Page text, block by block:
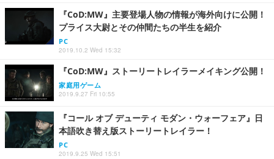
『CoD:MW』主要登場人物の情報が海外向けに公開！
プライス大尉とその仲間たちの半生を紹介
PC
2019.10.2 Wed 15:32
『CoD:MW』ストーリートレイラーメイキング公開！
家庭用ゲーム
2019.9.27 Fri 10:55
『コール オブ デューティ モダン・ウォーフェア』日
本語吹き替え版ストーリートレイラー！
PC
2019.9.25 Wed 15:51